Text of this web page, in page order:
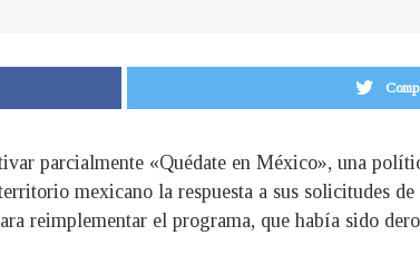
parcialmente «Quédate en México», una
mexicano la respuesta a sus solicitudes
reimplementar el programa, que había sido